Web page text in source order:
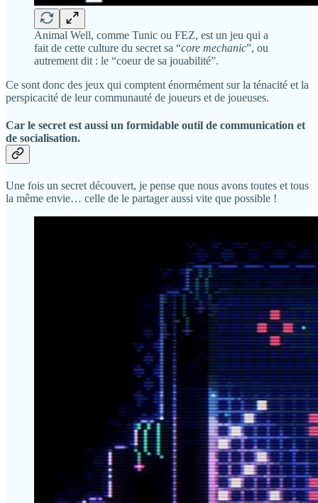
Animal Well, comme Tunic ou FEZ, est un jeu qui a
fait de cette culture du secret sa “core mechanic”, ou
autrement dit : le “coeur de sa jouabilité”.
Ce sont donc des jeux qui comptent énormément sur la ténacité et la
perspicacité de leur communauté de joueurs et de joueuses.
Car le secret est aussi un formidable outil de communication et
de socialisation.
Une fois un secret découvert, je pense que nous avons toutes et tous
la même envie… celle de le partager aussi vite que possible !